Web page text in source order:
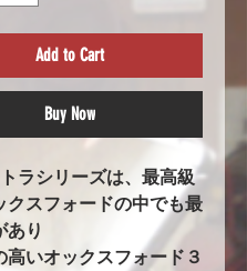
Add to Cart
Buy Now
ラシリーズは、最高級
クスフォードの中でも最
あり
高いオックスフォード３